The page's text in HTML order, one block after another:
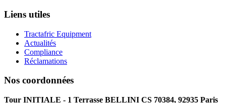
Liens utiles
Tractafric Equipment
Actualités
Compliance
Réclamations
Nos coordonnées
Tour INITIALE - 1 Terrasse BELLINI CS 70384, 92935 Paris